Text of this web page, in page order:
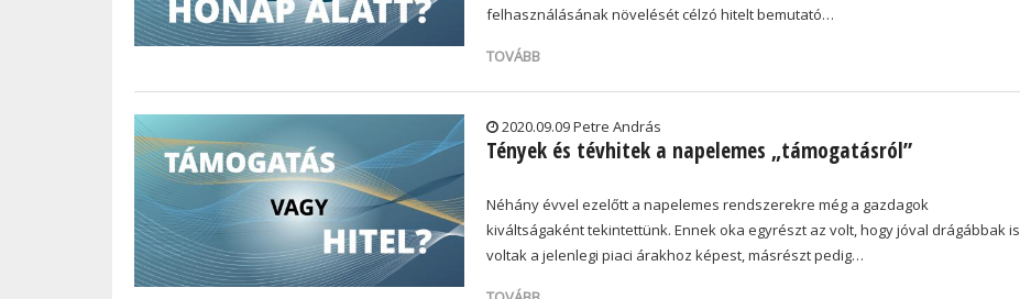
felhasználásának növelését célzó hitelt bemutató…
TOVÁBB
2020.09.09 Petre András
Tények és tévhitek a napelemes „támogatásról”
Néhány évvel ezelőtt a napelemes rendszerekre még a gazdagok
kiváltságaként tekintettünk. Ennek oka egyrészt az volt, hogy jóval drágábbak is
voltak a jelenlegi piaci árakhoz képest, másrészt pedig…